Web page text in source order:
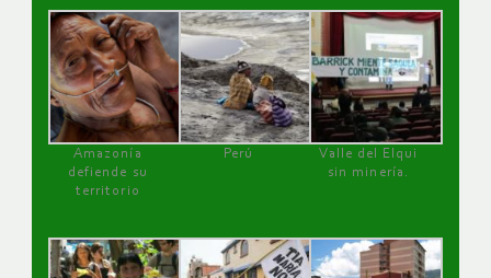
Amazonía
defiende su
territorio
Perú
Valle del Elqui
sin minería.